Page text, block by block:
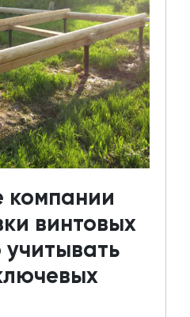
компании
винтовых